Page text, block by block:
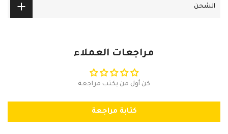
الشحن
مراجعات العملاء
كن أول من يكتب مراجعة
كتابة مراجعة